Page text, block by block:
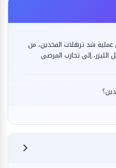
شد ترهلات الفخذين، من
الليزر، إلى تجارب المرضى